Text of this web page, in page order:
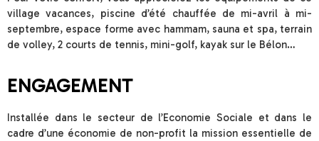
village vacances, piscine d’été chauffée de mi-avril à mi-
septembre, espace forme avec hammam, sauna et spa, terrain
de volley, 2 courts de tennis, mini-golf, kayak sur le Bélon…
ENGAGEMENT
Installée dans le secteur de l’Economie Sociale et dans le
cadre d’une économie de non-profit la mission essentielle de